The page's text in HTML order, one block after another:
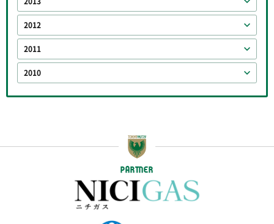
2012
2011
2010
PARTNER